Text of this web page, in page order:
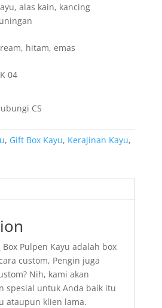
alas kain, kancing
hitam, emas
04
CS
, Gift Box Kayu, Kerajinan Kayu,
Box Pulpen Kayu adalah box
custom, Pengin juga
Nih, kami akan
spesial untuk Anda baik itu
ataupun klien lama.